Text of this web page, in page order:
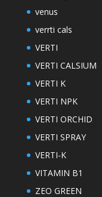
venus
verrti cals
VERTI
VERTI CALSIUM
VERTI K
VERTI NPK
VERTI ORCHID
VERTI SPRAY
VERTI-K
VITAMIN B1
ZEO GREEN